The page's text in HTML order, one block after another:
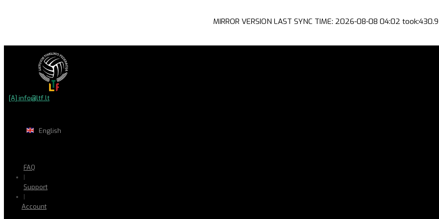
MIRROR VERSION LAST SYNC TIME: 2026-08-08 04:02
[A] info@ltf.lt
English
FAQ
|
Support
|
Account